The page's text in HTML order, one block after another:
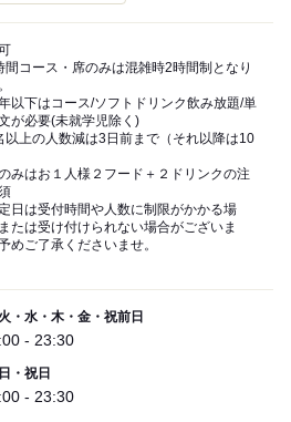
コース・席のみは混雑時2時間制となり
以下はコース/ソフトドリンク飲み放題/単
が必要(未就学児除く)
上の人数減は3日前まで（それ以降は10
みはお１人様２フード＋２ドリンクの注
日は受付時間や人数に制限がかかる場
たは受け付けられない場合がございま
めご了承くださいませ。
・水・木・金・祝前日
- 23:30
・祝日
- 23:30